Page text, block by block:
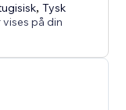
,Tysk
på din